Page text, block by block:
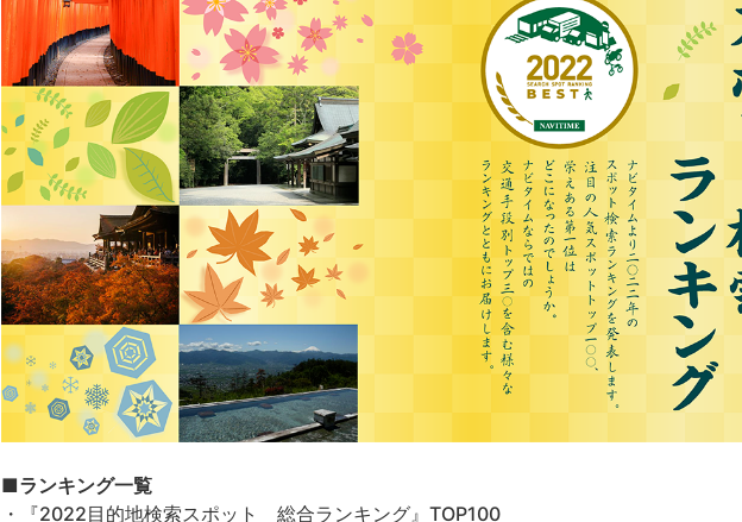
■ランキング一覧
・『2022目的地検索スポット 総合ランキング』TOP100